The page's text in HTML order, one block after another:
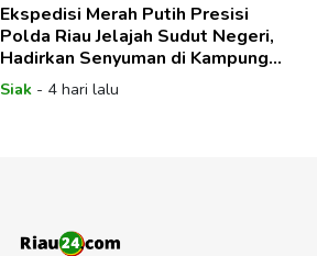
Ekspedisi Merah Putih Presisi
Polda Riau Jelajah Sudut Negeri,
Hadirkan Senyuman di Kampung
Teluk Lanus
Siak- 4 hari lalu